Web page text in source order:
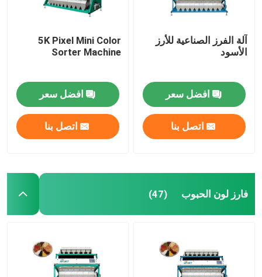
آلة الفرز الصناعية للأرز
الأسود
افضل سعر
اتصل بنا
5K Pixel Mini Color
Sorter Machine
افضل سعر
اتصل بنا
فارز لون الحبوب (47)